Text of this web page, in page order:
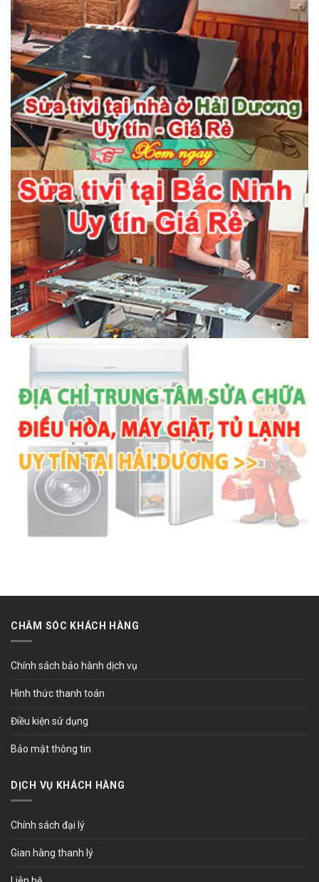
CHĂM SÓC KHÁCH HÀNG
Chính sách bảo hành dịch vụ
Hình thức thanh toán
Điều kiện sử dụng
Bảo mật thông tin
DỊCH VỤ KHÁCH HÀNG
Chính sách đại lý
Gian hàng thanh lý